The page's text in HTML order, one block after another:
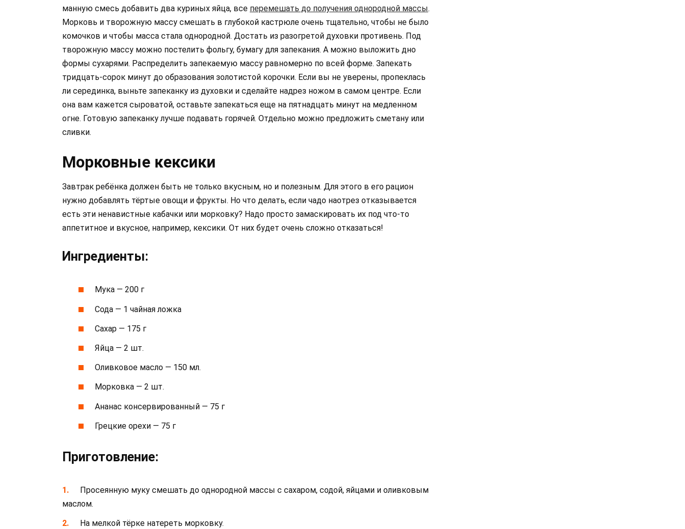
манную смесь добавить два куриных яйца, все перемешать до получения однородной массы.
Морковь и творожную массу смешать в глубокой кастрюле очень тщательно, чтобы не было
комочков и чтобы масса стала однородной. Достать из разогретой духовки противень. Под
творожную массу можно постелить фольгу, бумагу для запекания. А можно выложить дно
формы сухарями. Распределить запекаемую массу равномерно по всей форме. Запекать
тридцать-сорок минут до образования золотистой корочки. Если вы не уверены, пропеклась
ли серединка, выньте запеканку из духовки и сделайте надрез ножом в самом центре. Если
она вам кажется сыроватой, оставьте запекаться еще на пятнадцать минут на медленном
огне. Готовую запеканку лучше подавать горячей. Отдельно можно предложить сметану или
сливки.
Морковные кексики
Завтрак ребёнка должен быть не только вкусным, но и полезным. Для этого в его рацион
нужно добавлять тёртые овощи и фрукты. Но что делать, если чадо наотрез отказывается
есть эти ненавистные кабачки или морковку? Надо просто замаскировать их под что-то
аппетитное и вкусное, например, кексики. От них будет очень сложно отказаться!
Ингредиенты:
Мука — 200 г
Сода — 1 чайная ложка
Сахар — 175 г
Яйца — 2 шт.
Оливковое масло — 150 мл.
Морковка — 2 шт.
Ананас консервированный — 75 г
Грецкие орехи — 75 г
Приготовление:
Просеянную муку смешать до однородной массы с сахаром, содой, яйцами и оливковым
маслом.
На мелкой тёрке натереть морковку.